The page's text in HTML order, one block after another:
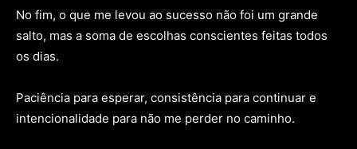
No fim, o que me levou ao sucesso não foi um grande
salto, mas a soma de escolhas conscientes feitas todos
os dias.
Paciência para esperar, consistência para continuar e
intencionalidade para não me perder no caminho.